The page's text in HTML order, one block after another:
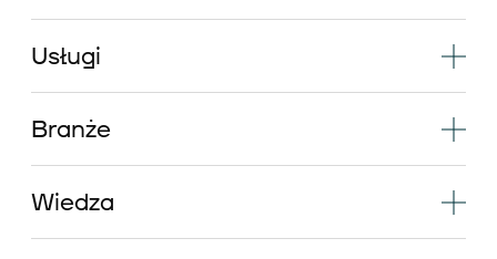
Usługi
Branże
Wiedza